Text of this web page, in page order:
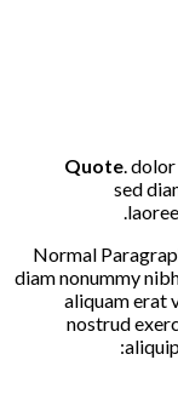
Quote.
sed
Normal
diam nonummy
aliquam erat
nostrud